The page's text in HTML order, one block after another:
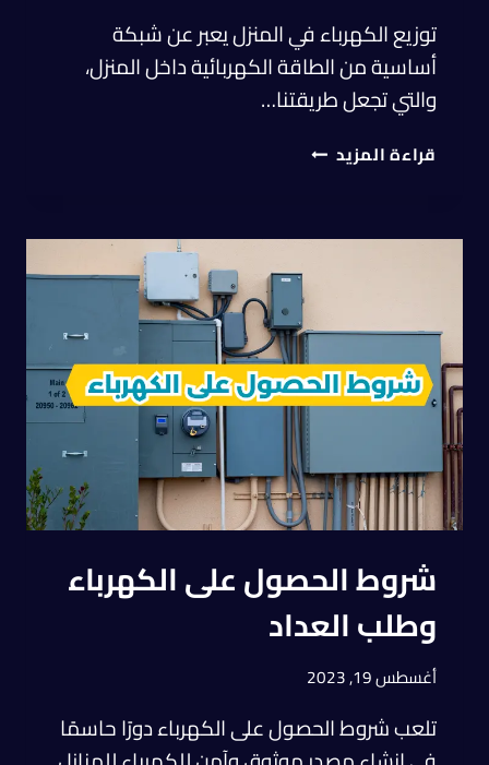
توزيع الكهرباء في المنزل يعبر عن شبكة
أساسية من الطاقة الكهربائية داخل المنزل،
والتي تجعل طريقتنا…
قراءة المزيد
شروط الحصول على الكهرباء
وطلب العداد
أغسطس 19, 2023
تلعب شروط الحصول على الكهرباء دورًا حاسمًا